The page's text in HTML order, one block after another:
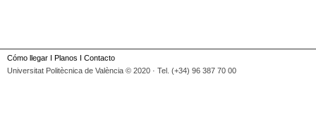
Cómo llegar I Planos I Contacto
Universitat Politècnica de València © 2020 · Tel. (+34) 96 387 70 00